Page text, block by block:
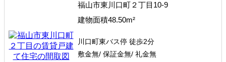
福山市東川口町２丁目10-9
建物面積48.50m²
川口町東バス停 徒歩2分
敷金無/ 保証金無/ 礼金無